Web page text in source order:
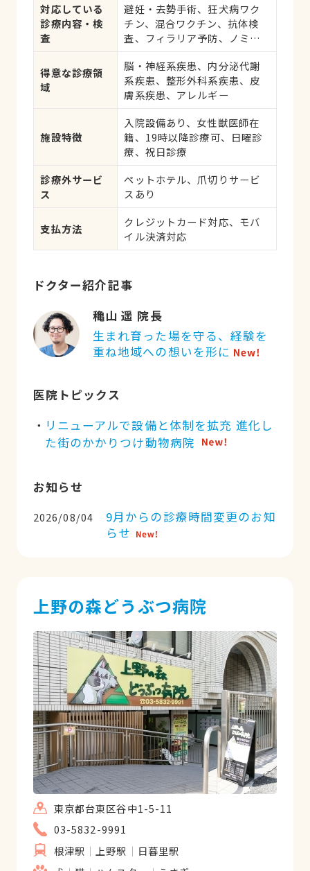
対応している
診療内容・検
査
避妊・去勢手術、狂犬病ワク
チン、混合ワクチン、抗体検
査、フィラリア予防、ノミ・
応、健康診断、各種検査、外
科手術
得意な診療領
域
脳・神経系疾患、内分泌代謝
系疾患、整形外科系疾患、皮
膚系疾患、アレルギー
施設特徴
入院設備あり、女性獣医師在
籍、19時以降診療可、日曜診
療、祝日診療
診療外サービ
ス
ペットホテル、爪切りサービ
スあり
支払方法
クレジットカード対応、モバ
イル決済対応
ドクター紹介記事
穐山 遥 院長
生まれ育った場を守る、経験を
重ね地域への想いを形に
医院トピックス
リニューアルで設備と体制を拡充 進化し
た街のかかりつけ動物病院
お知らせ
2026/08/04
9月からの診療時間変更のお知
らせ
上野の森どうぶつ病院
東京都台東区谷中1-5-11
03-5832-9991
根津駅
上野駅
日暮里駅